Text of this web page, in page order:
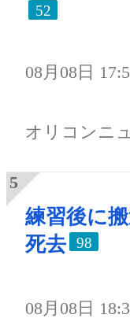
52
08月08日
オリコンニ
練習後に
死去
98
08月08日